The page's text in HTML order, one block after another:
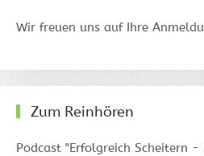
Wir freuen uns auf Ihre
Zum Reinhören
Podcast "Erfolgreich Scheitern